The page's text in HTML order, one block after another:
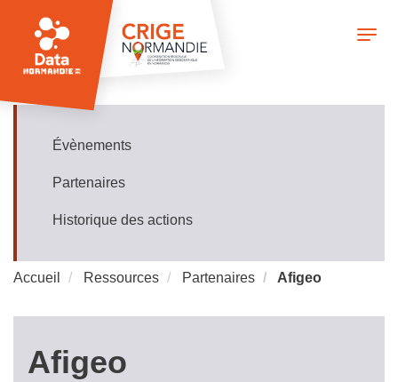
contenu
principal
Ressources
Évènements
Partenaires
Historique des actions
Accueil Ressources Partenaires Afigeo
Afigeo